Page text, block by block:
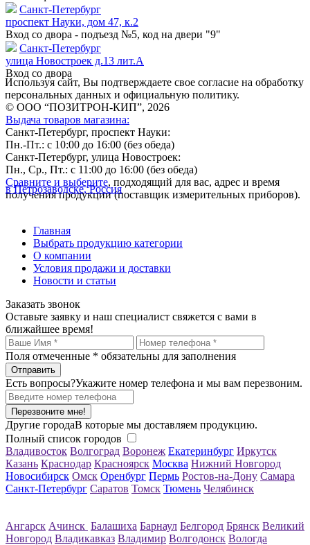
Санкт-Петербург
проспект Науки, дом 47, к.2
Вход со двора - подъезд №5, код на двери "9"
Санкт-Петербург
улица Новостроек д.13 лит.А
Вход со двора
Используя сайт, Вы подтверждаете свое согласие на обработку
персональных данных и официальную политику.
© ООО “ПОЗИТРОН-КИП”, 2026
Выдача товаров магазина:
Санкт-Петербург, проспект Науки:
Пн.-Пт.: с 10:00 до 16:00 (без обеда)
Санкт-Петербург, улица Новостроек:
Пн., Ср., Пт.: с 11:00 до 16:00 (без обеда)
Сравните и выберите, подходящий для вас, адрес и время
получения продукции (поставщик измерительных приборов).
в Петрозаводске, Россия
Главная
Выбрать продукцию категории
О компании
Условия продажи и доставки
Новости и статьи
Заказать звонок
Оставьте заявку и наш специалист свяжется с вами в
ближайшее время!
Поля отмеченные * обязательны для заполнения
Есть вопросы?Укажите номер телефона и мы вам перезвоним.
Перезвоните мне!
Другие городаВ которые мы доставляем продукцию.
Полный список городов
Владивосток Волгоград Воронеж Екатеринбург Иркутск
Казань Краснодар Красноярск Москва Нижний Новгород
Новосибирск Омск Оренбург Пермь Ростов-на-Дону Самара
Санкт-Петербург Саратов Томск Тюмень Челябинск
Ангарск Ачинск Балашиха Барнаул Белгород Брянск Великий
Новгород Владикавказ Владимир Волгодонск Вологда